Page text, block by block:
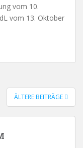
vom 10.
vom 13. Oktober
ÄLTERE BEITRÄGE